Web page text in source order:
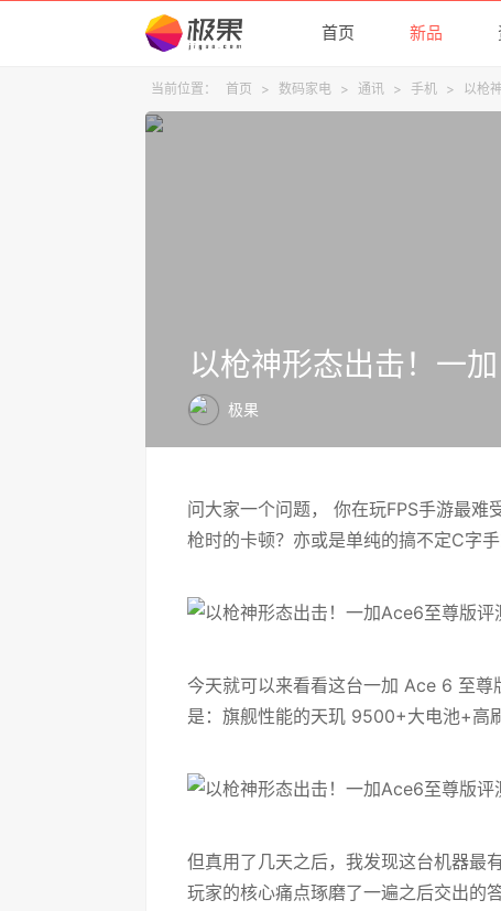
首页 新品
当前位置： 首页 > 数码家电 > 通讯 > 手机 > 以枪
以枪神形态出击！一
极果
问大家一个问题， 你在玩FPS手游最难
枪时的卡顿？亦或是单纯的搞不定C字
今天就可以来看看这台一加 Ace 6 至
是：旗舰性能的天玑 9500+大电池+高
但真用了几天之后，我发现这台机器最
玩家的核心痛点琢磨了一遍之后交出的